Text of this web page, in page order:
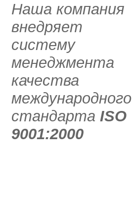
Наша компания
внедряет
систему
менеджмента
качества
международного
стандарта ISO
9001:2000